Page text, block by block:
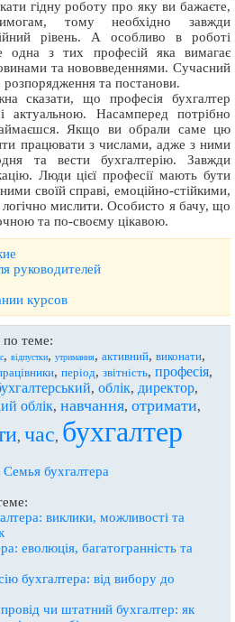
гідну роботу про яку ви бажаєте,
тому необхідно завжди
рівень. А особливо в роботі
одна з тих професій яка вимагає
та нововведеннями. Сучасний
розпорядження та постанови.
сказати, що професія бухгалтер
актуальною. Насамперед потрібно
Якщо ви обрали саме цю
працювати з числами, адже з ними
та вести бухгалтерію. Завжди
Люди цієї професії мають бути
своїй справі, емоційно-стійкими,
логічно мислити. Особисто я бачу, що
та по-своєму цікавою.
руководителей
курсов
теме:
, відпустки, утримання, активний, виконати,
, період, звітність, професія,
, облік, директор,
облік, навчання, отримати,
, час, бухгалтер
Семья бухгалтера
виклики, можливості та
еволюція, багатогранність та
бухгалтера: від вибору до
чи штатний бухгалтер: як